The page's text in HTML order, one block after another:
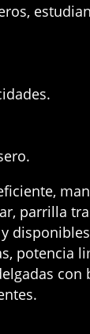
.
.
parrilla
disponibles
potencia
con
.